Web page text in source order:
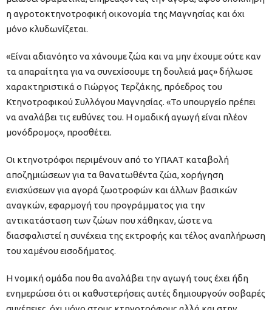
η αγροτοκτηνοτροφική οικονομία της Μαγνησίας και όχι
μόνο κλυδωνίζεται.
«Είναι αδιανόητο να χάνουμε ζώα και να μην έχουμε ούτε καν
τα απαραίτητα για να συνεχίσουμε τη δουλειά μας» δήλωσε
χαρακτηριστικά ο Γιώργος Τερζάκης, πρόεδρος του
Κτηνοτροφικού Συλλόγου Μαγνησίας. «Το υπουργείο πρέπει
να αναλάβει τις ευθύνες του. Η ομαδική αγωγή είναι πλέον
μονόδρομος», προσθέτει.
Οι κτηνοτρόφοι περιμένουν από το ΥΠΑΑΤ καταβολή
αποζημιώσεων για τα θανατωθέντα ζώα, χορήγηση
ενισχύσεων για αγορά ζωοτροφών και άλλων βασικών
αναγκών, εφαρμογή του προγράμματος για την
αντικατάσταση των ζώων που χάθηκαν, ώστε να
διασφαλιστεί η συνέχεια της εκτροφής και τέλος αναπλήρωση
του χαμένου εισοδήματος.
Η νομική ομάδα που θα αναλάβει την αγωγή τους έχει ήδη
ενημερώσει ότι οι καθυστερήσεις αυτές δημιουργούν σοβαρές